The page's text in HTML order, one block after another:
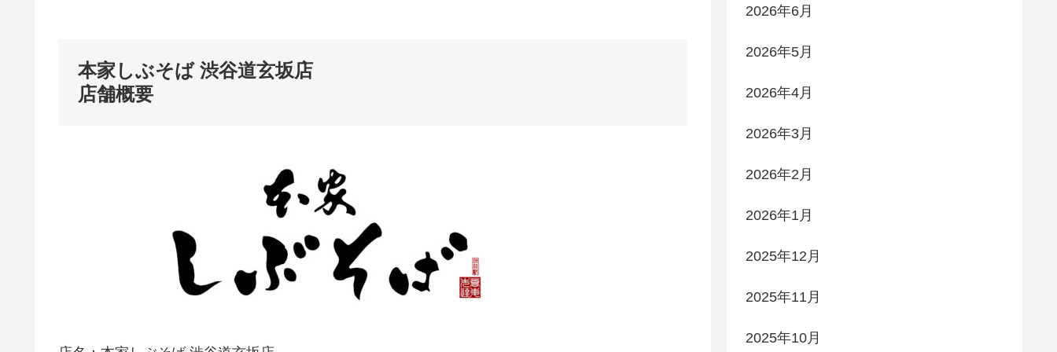
本家しぶそば 渋谷道玄坂店
店舗概要
2026年6月
2026年5月
2026年4月
2026年3月
2026年2月
2026年1月
2025年12月
2025年11月
2025年10月